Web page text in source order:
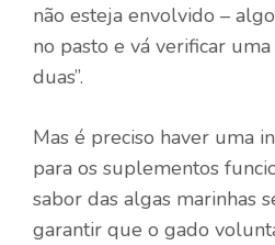
não esteja envolvido –
no pasto e vá verificar
duas”.
Mas é preciso haver uma
para os suplementos
sabor das algas marinhas
garantir que o gado